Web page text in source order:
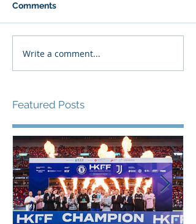
Comments
Write a comment...
Featured Posts